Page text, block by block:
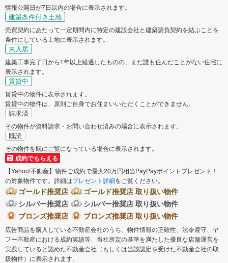
情報公開日が7日以内の場合に表示されます。
建築条件付き土地
売買契約にあたって一定期間内に特定の建設会社と建築請負契約を結ぶことを
条件にしている土地に表示されます。
未入居
建築工事完了日から1年以上経過したものの、まだ誰も住んだことがない住宅に
表示されます。
賃貸中
賃貸中の物件に表示されます。
賃貸中の物件は、原則ご自身でお住まいいただくことができません。
請求済
その物件が資料請求・お問い合わせ済みの場合に表示されます。
既読
その物件を既にご覧になっている場合に表示されます。
成約でもらえる
【Yahoo!不動産】物件ご成約で最大20万円相当PayPayポイントプレゼント！
の対象物件です。詳細はプレゼント詳細をご覧ください。
ゴールド推奨店
ゴールド推奨店 取り扱い物件
シルバー推奨店
シルバー推奨店 取り扱い物件
ブロンズ推奨店
ブロンズ推奨店 取り扱い物件
広告商品を購入している不動産会社のうち、物件情報の正確性、法令遵守、ヤ
フー不動産における成約実績等、当社所定の基準を満たした優良な店舗運営を
実践していると認めた不動産会社（もしくは当該認定を受けた不動産会社の取
扱物件）に表示されます。